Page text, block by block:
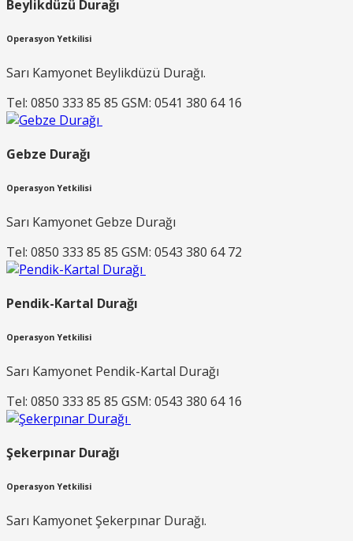
Beylikdüzü Durağı
Operasyon Yetkilisi
Sarı Kamyonet Beylikdüzü Durağı.
Tel: 0850 333 85 85 GSM: 0541 380 64 16
Gebze Durağı
Operasyon Yetkilisi
Sarı Kamyonet Gebze Durağı
Tel: 0850 333 85 85 GSM: 0543 380 64 72
Pendik-Kartal Durağı
Operasyon Yetkilisi
Sarı Kamyonet Pendik-Kartal Durağı
Tel: 0850 333 85 85 GSM: 0543 380 64 16
Şekerpınar Durağı
Operasyon Yetkilisi
Sarı Kamyonet Şekerpınar Durağı.